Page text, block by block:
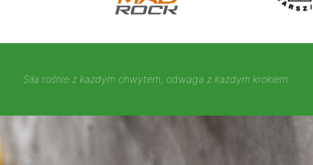
Siła rośnie z każdym chwytem, odwaga z każdym krokiem.